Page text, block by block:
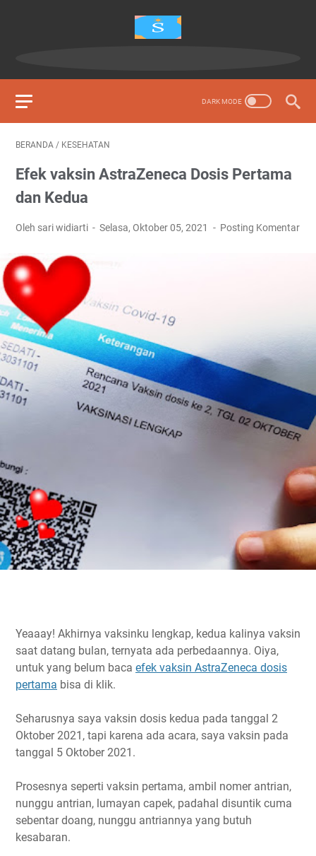
BERANDA / KESEHATAN
Efek vaksin AstraZeneca Dosis Pertama
dan Kedua
Oleh sari widiarti Selasa, Oktober 05, 2021 Posting Komentar
Yeaaay! Akhirnya vaksinku lengkap, kedua kalinya vaksin
saat datang bulan, ternyata ada perbedaannya. Oiya,
untuk yang belum baca efek vaksin AstraZeneca dosis
pertama bisa di klik.
Seharusnya saya vaksin dosis kedua pada tanggal 2
Oktober 2021, tapi karena ada acara, saya vaksin pada
tanggal 5 Oktober 2021.
Prosesnya seperti vaksin pertama, ambil nomer antrian,
nunggu antrian, lumayan capek, padahal disuntik cuma
sebentar doang, nunggu antriannya yang butuh
kesabaran.